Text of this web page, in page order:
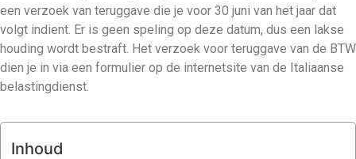
een verzoek van teruggave die je voor 30 juni van het jaar dat
volgt indient. Er is geen speling op deze datum, dus een lakse
houding wordt bestraft. Het verzoek voor teruggave van de BTW
dien je in via een formulier op de internetsite van de Italiaanse
belastingdienst.
Inhoud